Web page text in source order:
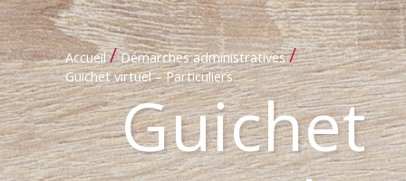
Accueil / Démarches administratives /
Guichet virtuel – Particuliers
Guichet